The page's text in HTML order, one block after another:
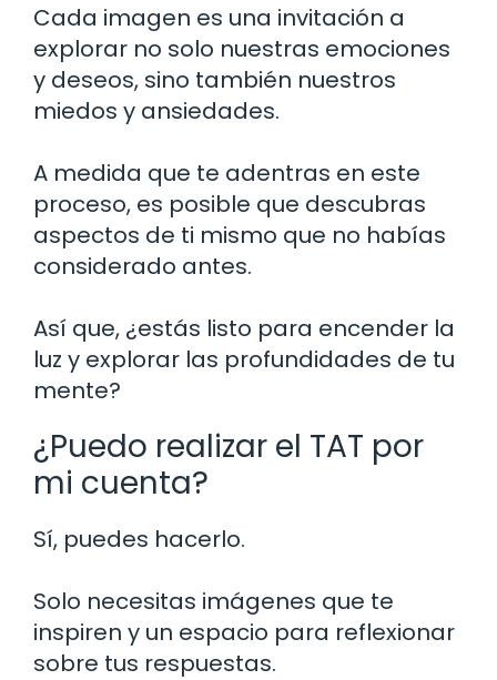
Cada imagen es una invitación a
explorar no solo nuestras emociones
y deseos, sino también nuestros
miedos y ansiedades.
A medida que te adentras en este
proceso, es posible que descubras
aspectos de ti mismo que no habías
considerado antes.
Así que, ¿estás listo para encender la
luz y explorar las profundidades de tu
mente?
¿Puedo realizar el TAT por
mi cuenta?
Sí, puedes hacerlo.
Solo necesitas imágenes que te
inspiren y un espacio para reflexionar
sobre tus respuestas.